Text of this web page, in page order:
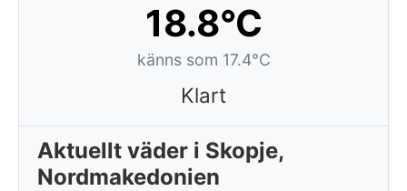
18.8°C
känns som 17.4°C
Klart
Aktuellt väder i Skopje,
Nordmakedonien